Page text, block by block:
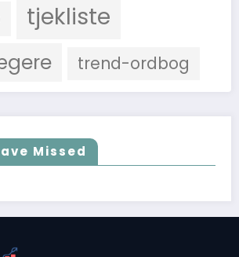
tjekliste
trend-ordbog
Missed